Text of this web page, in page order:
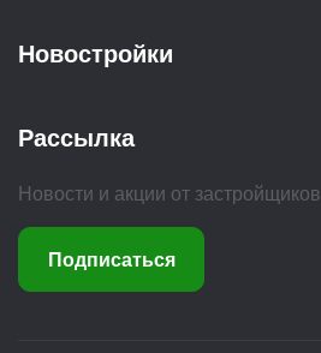
Новостройки
Рассылка
Новости и акции от застройщиков
Подписаться